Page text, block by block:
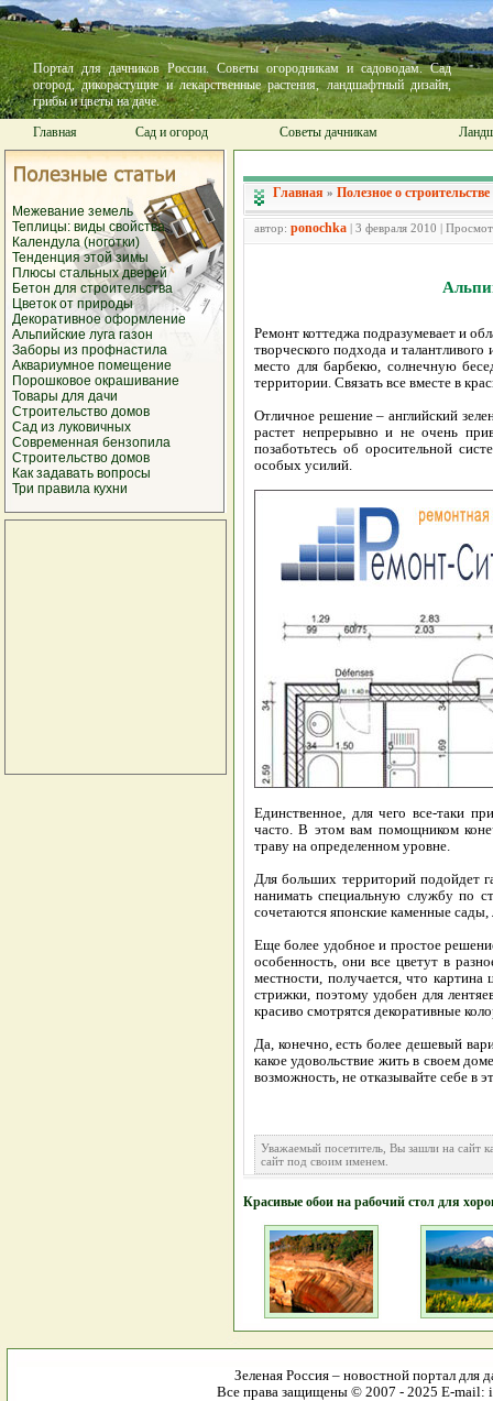
Портал для дачников России. Советы огородникам и садоводам. Сад
огород, дикорастущие и лекарственные растения, ландшафтный дизайн,
грибы и цветы на даче.
Главная
Сад и огород Советы дачникам
Межевание земель
Теплицы: виды свойства
Календула (ноготки)
Тенденция этой зимы
Плюсы стальных дверей
Бетон для строительства
Цветок от природы
Декоративное оформление
Альпийские луга газон
Заборы из профнастила
Аквариумное помещение
Порошковое окрашивание
Товары для дачи
Строительство домов
Сад из луковичных
Современная бензопила
Строительство домов
Как задавать вопросы
Три правила кухни
Главная » Полезное о строительстве
автор: ponochka | 3 февраля 2010 |
Ремонт коттеджа подразумевает и
творческого подхода и
место для барбекю, солнечную
территории. Связать все вместе в
Отличное решение – английский
растет непрерывно и не очень
позаботьтесь об оросительной
особых усилий.
Единственное, для чего все-таки
часто. В этом вам помощником
траву на определенном уровне.
Для больших территорий подойдет
нанимать специальную службу по
сочетаются японские каменные
Еще более удобное и простое
особенность, они все цветут в
местности, получается, что
стрижки, поэтому удобен для
красиво смотрятся декоративные
Да, конечно, есть более дешевый
какое удовольствие жить в своем
возможность, не отказывайте себе в
Уважаемый посетитель, Вы зашли на сайт
сайт под своим именем.
Красивые обои на рабочий стол для
Зеленая Россия – новостной портал для
Все права защищены © 2007 - 2025 E-mail: